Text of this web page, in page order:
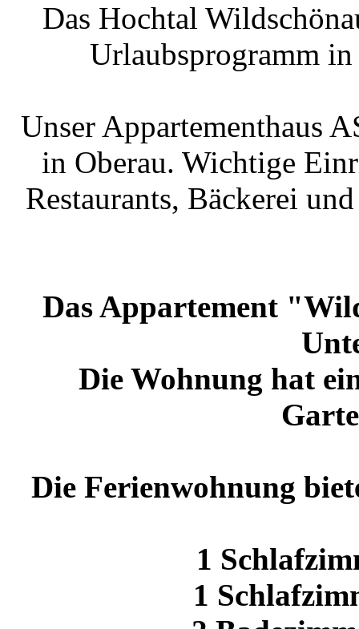
Das Hochtal
Urlaubsprogramm
Unser Appartementhaus
in Oberau. Wichtige
Restaurants, Bäckerei
Das Appartement
Die Wohnung hat
Die Ferienwohnung
1
1